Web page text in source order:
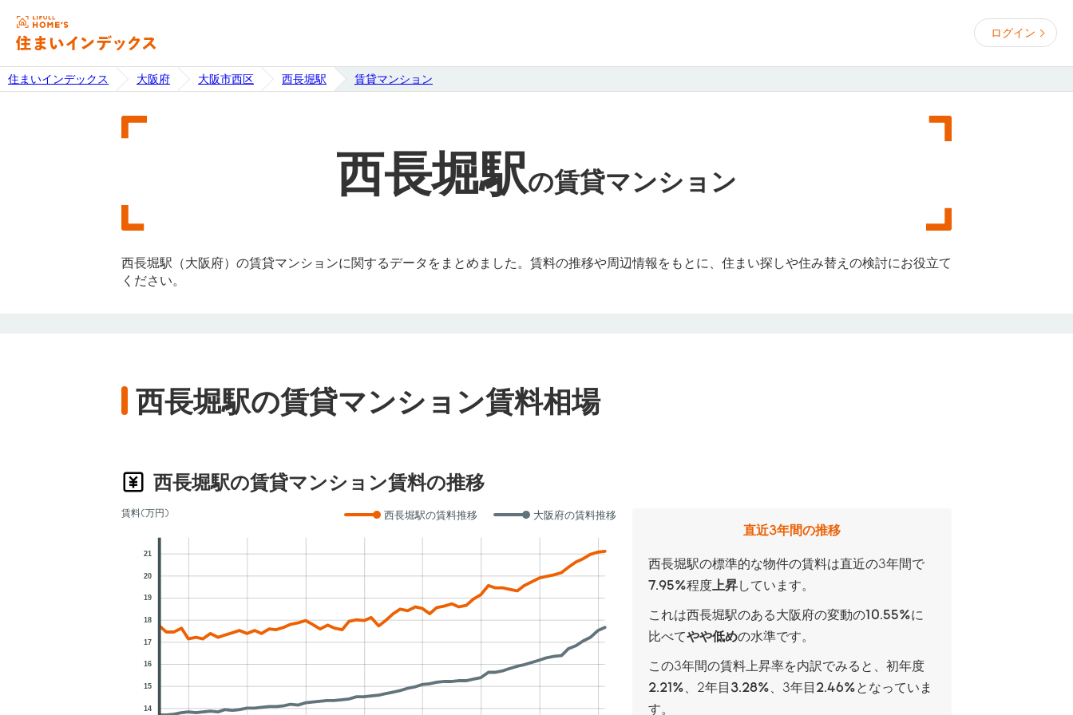
ログイン
住まいインデックス 大阪府 大阪市西区 西長堀駅 賃貸マンション
西長堀駅の賃貸マンション
西長堀駅（大阪府）の賃貸マンションに関するデータをまとめました。賃料の推移や周辺情報をもとに、住まい探しや住み替えの検討にお役立て
ください。
西長堀駅の賃貸マンション賃料相場
西長堀駅の賃貸マンション賃料の推移
賃料(万円) 西長堀駅の賃料推移 大阪府の賃料推移
14
15
16
17
18
19
20
21
直近3年間の推移
西長堀駅の標準的な物件の賃料は直近の3年間で
7.95%程度 上昇しています。
これは西長堀駅のある大阪府の変動の10.55%に
比べてやや低めの水準です。
この3年間の賃料上昇率を内訳でみると、 初年度
2.21%
2年目3.28% 3年目 2.46%となっていま
す。